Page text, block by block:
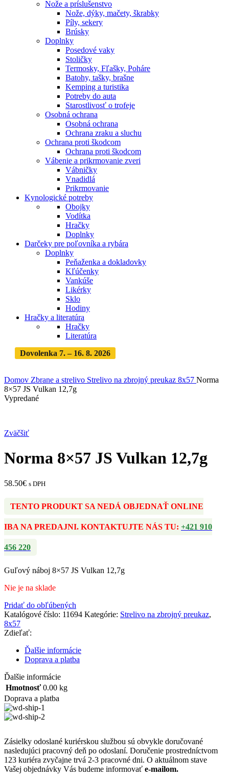
Nože a príslušenstvo
Nože, dýky, mačety, škrabky
Píly, sekery
Brúsky
Doplnky
Posedové vaky
Stoličky
Termosky, Fľašky, Poháre
Batohy, tašky, brašne
Kemping a turistika
Potreby do auta
Starostlivosť o trofeje
Osobná ochrana
Osobná ochrana
Ochrana zraku a sluchu
Ochrana proti škodcom
Ochrana proti škodcom
Vábenie a prikrmovanie zveri
Vábničky
Vnadidlá
Prikrmovanie
Kynologické potreby
Obojky
Vodítka
Hračky
Doplnky
Darčeky pre poľovníka a rybára
Doplnky
Peňaženka a dokladovky
Kľúčenky
Vankúše
Likérky
Sklo
Hodiny
Hračky a literatúra
Hračky
Literatúra
Dovolenka 7. – 16. 8. 2026
Domov Zbrane a strelivo Strelivo na zbrojný preukaz 8x57 Norma
8×57 JS Vulkan 12,7g
Vypredané
Zväčšiť
Norma 8×57 JS Vulkan 12,7g
58.50€ s DPH
TENTO PRODUKT SA NEDÁ OBJEDNAŤ ONLINE
IBA NA PREDAJNI. KONTAKTUJTE NÁS TU: +421 910
456 220
Guľový náboj 8×57 JS Vulkan 12,7g
Nie je na sklade
Pridať do obľúbených
Katalógové číslo: 11694 Kategórie: Strelivo na zbrojný preukaz,
8x57
Zdieľať:
Ďalšie informácie
Doprava a platba
Ďalšie informácie
Hmotnosť 0.00 kg
Doprava a platba
Zásielky odoslané kuriérskou službou sú obvykle doručované
nasledujúci pracovný deň po odoslaní. Doručenie prostredníctvom
123 kuriéra zvyčajne trvá 2-3 pracovné dni. O aktuálnom stave
Vašej objednávky Vás budeme informovať e-mailom.